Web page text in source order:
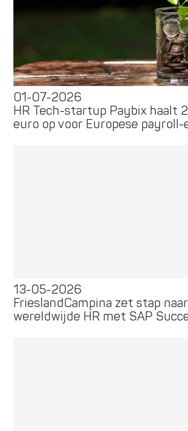
01-07-2026
HR Tech-startup Paybix haalt
euro op voor Europese payroll-
13-05-2026
FrieslandCampina zet stap
wereldwijde HR met SAP